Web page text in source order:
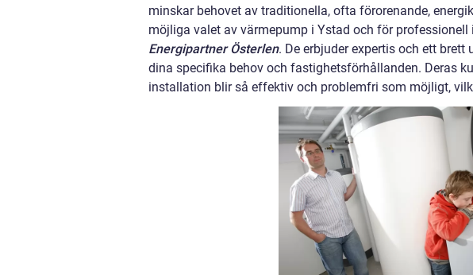
minskar behovet av traditionella, ofta förorenande,
möjliga valet av värmepump i Ystad och för
Energipartner Österlen. De erbjuder expertis och ett
dina specifika behov och fastighetsförhållanden. Deras
installation blir så effektiv och problemfri som möjligt,